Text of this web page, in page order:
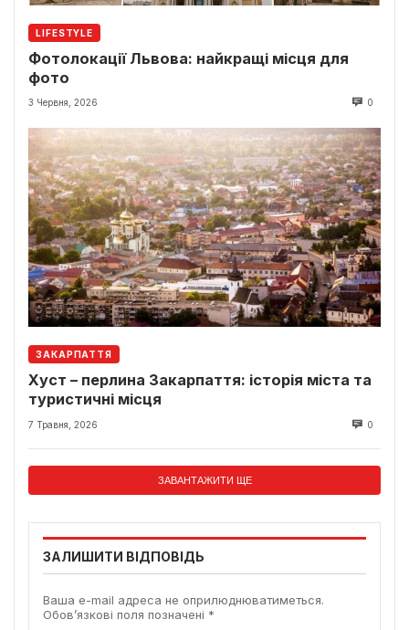
LIFESTYLE
Фотолокації Львова: найкращі місця для
фото
3 Червня, 2026 0
ЗАКАРПАТТЯ
Хуст – перлина Закарпаття: історія міста та
туристичні місця
7 Травня, 2026 0
ЗАВАНТАЖИТИ ЩЕ
ЗАЛИШИТИ ВІДПОВІДЬ
Ваша e-mail адреса не оприлюднюватиметься.
Обов’язкові поля позначені *